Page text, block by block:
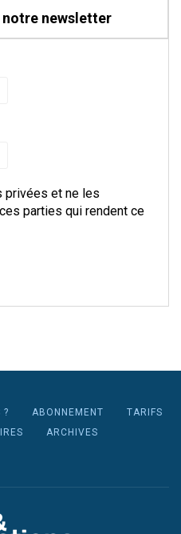
notre newsletter
privées et ne les
parties qui rendent ce
? ABONNEMENT
TARIFS
ARCHIVES